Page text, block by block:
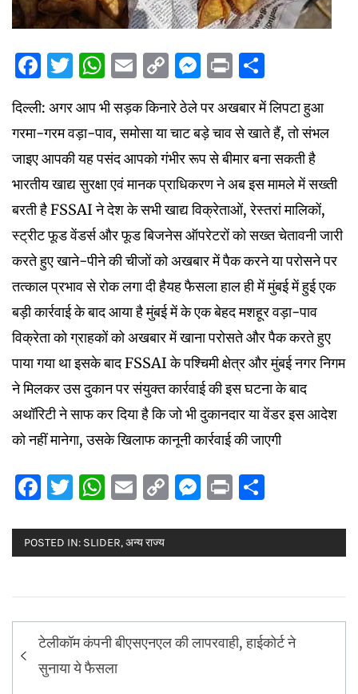
Facebook
Twitter
WhatsApp
Email
Copy
Link
Messenger
Print
दिल्ली: अगर आप भी सड़क किनारे ठेले पर अखबार में लिपटा हुआ
गरमा-गरम वड़ा-पाव, समोसा या चाट बड़े चाव से खाते हैं, तो संभल
जाइए आपकी यह पसंद आपको गंभीर रूप से बीमार बना सकती है
भारतीय खाद्य सुरक्षा एवं मानक प्राधिकरण ने अब इस मामले में सख्ती
बरती है FSSAI ने देश के सभी खाद्य विक्रेताओं, रेस्तरां मालिकों,
स्ट्रीट फूड वेंडर्स और फूड बिजनेस ऑपरेटरों को सख्त चेतावनी जारी
करते हुए खाने-पीने की चीजों को अखबार में पैक करने या परोसने पर
तत्काल प्रभाव से रोक लगा दी हैयह फैसला हाल ही में मुंबई में हुई एक
बड़ी कार्रवाई के बाद आया है मुंबई में के एक बेहद मशहूर वड़ा-पाव
विक्रेता को ग्राहकों को अखबार में खाना परोसते और पैक करते हुए
पाया गया था इसके बाद FSSAI के पश्चिमी क्षेत्र और मुंबई नगर निगम
ने मिलकर उस दुकान पर संयुक्त कार्रवाई की इस घटना के बाद
अथॉरिटी ने साफ कर दिया है कि जो भी दुकानदार या वेंडर इस आदेश
को नहीं मानेगा, उसके खिलाफ कानूनी कार्रवाई की जाएगी
Facebook
Twitter
WhatsApp
Email
CopyMessenger
Print
POSTED IN: SLIDER,अन्य राज्य
Post
navigation
टेलीकॉम कंपनी बीएसएनएल की लापरवाही, हाईकोर्ट ने
सुनाया ये फैसला